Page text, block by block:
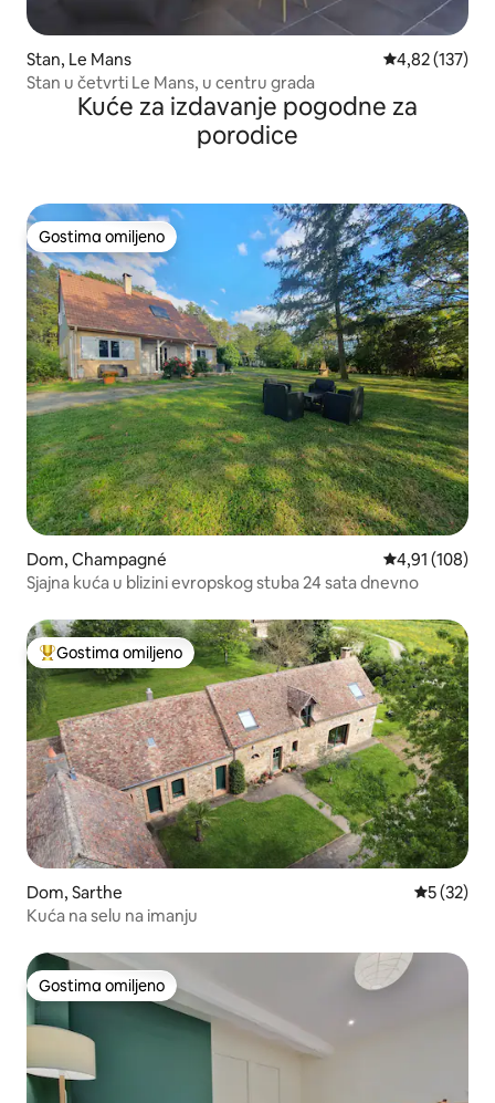
Stan, Le Mans Prosečna
4,82 (137)
Stan u četvrti Le Mans, u centru grada
Kuće za izdavanje pogodne za
porodice
Gostima omiljeno
Gostima omiljeno
Dom, Champagné Prosečna
4,91 (108)
Sjajna kuća u blizini evropskog stuba 24 sata dnevno
Najuspešniji među gostima omiljenim
Gostima omiljeno
Dom, Sarthe Prosečna
5 (32)
Kuća na selu na imanju
Gostima omiljeno
Gostima omiljeno